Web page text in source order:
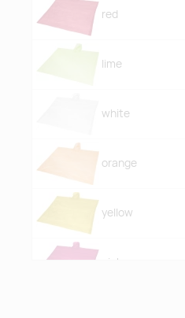
red
lime
white
orange
yellow
pink